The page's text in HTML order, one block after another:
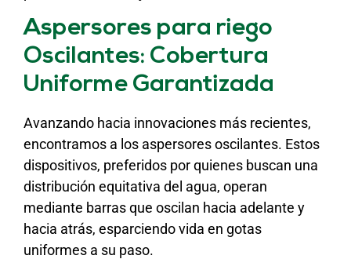
Aspersores para riego
Oscilantes: Cobertura
Uniforme Garantizada
Avanzando hacia innovaciones más recientes,
encontramos a los aspersores oscilantes. Estos
dispositivos, preferidos por quienes buscan una
distribución equitativa del agua, operan
mediante barras que oscilan hacia adelante y
hacia atrás, esparciendo vida en gotas
uniformes a su paso.